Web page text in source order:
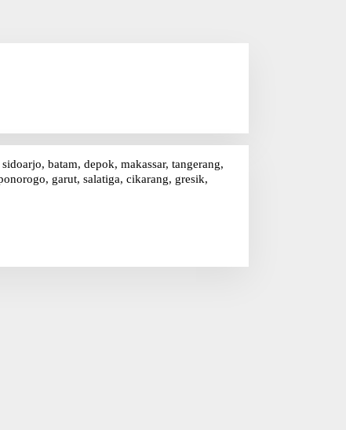
batam, depok, makassar, tangerang,
garut, salatiga, cikarang, gresik,